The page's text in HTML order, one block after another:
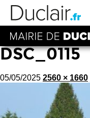
DSC_0115
05/05/2025 2560 × 1660